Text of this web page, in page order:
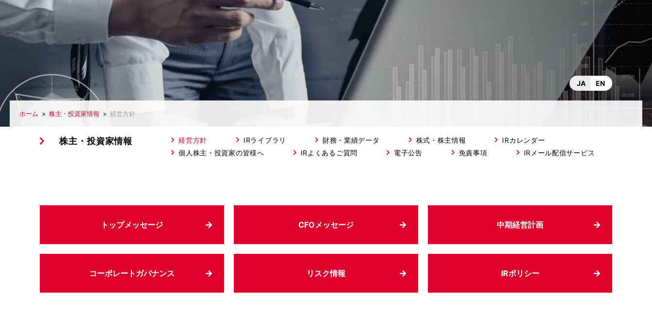
JA EN
ホーム 株主・投資家情報 経営方針
株主・投資家情報 経営方針 IRライブラリ 財務・業績データ 株式・株主情報
IRカレンダー
個人株主・投資家の皆様へ
IRよくあるご質問 電子公告 免責事項 IRメール配信サービス
トップメッセージ CFOメッセージ 中期経営計画
コーポレートガバナンス リスク情報 IRポリシー